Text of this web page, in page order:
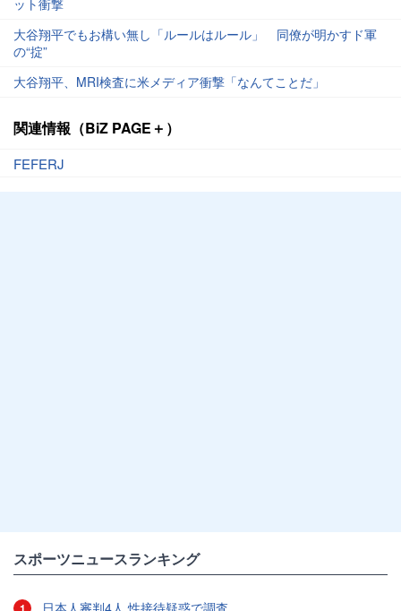
ット衝撃
大谷翔平でもお構い無し「ルールはルール」 同僚が明かすド軍
の“掟”
大谷翔平、MRI検査に米メディア衝撃「なんてことだ」
関連情報（BiZ PAGE＋）
FEFERJ
スポーツニュースランキング